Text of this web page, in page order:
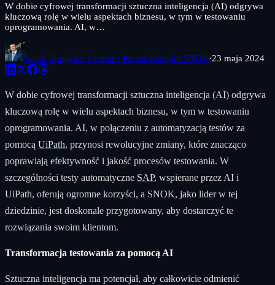
W dobie cyfrowej transformacji sztuczna inteligencja (AI) odgrywa
kluczową rolę w wielu aspektach biznesu, w tym w testowaniu
oprogramowania. AI, w…
Jacek Bugajski· Partner · Prezes Zarządu SNOK·23 maja 2024
W dobie cyfrowej transformacji sztuczna inteligencja (AI) odgrywa
kluczową rolę w wielu aspektach biznesu, w tym w testowaniu
oprogramowania. AI, w połączeniu z automatyzacją testów za
pomocą UiPath, przynosi rewolucyjne zmiany, które znacząco
poprawiają efektywność i jakość procesów testowania. W
szczególności testy automatyczne SAP, wspierane przez AI i
UiPath, oferują ogromne korzyści, a SNOK, jako lider w tej
dziedzinie, jest doskonale przygotowany, aby dostarczyć te
rozwiązania swoim klientom.
Transformacja testowania za pomocą AI
Sztuczna inteligencja ma potencjał, aby całkowicie odmienić